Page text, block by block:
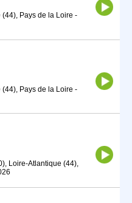
Pays de la Loire -
Pays de la Loire -
Loire-Atlantique (44),